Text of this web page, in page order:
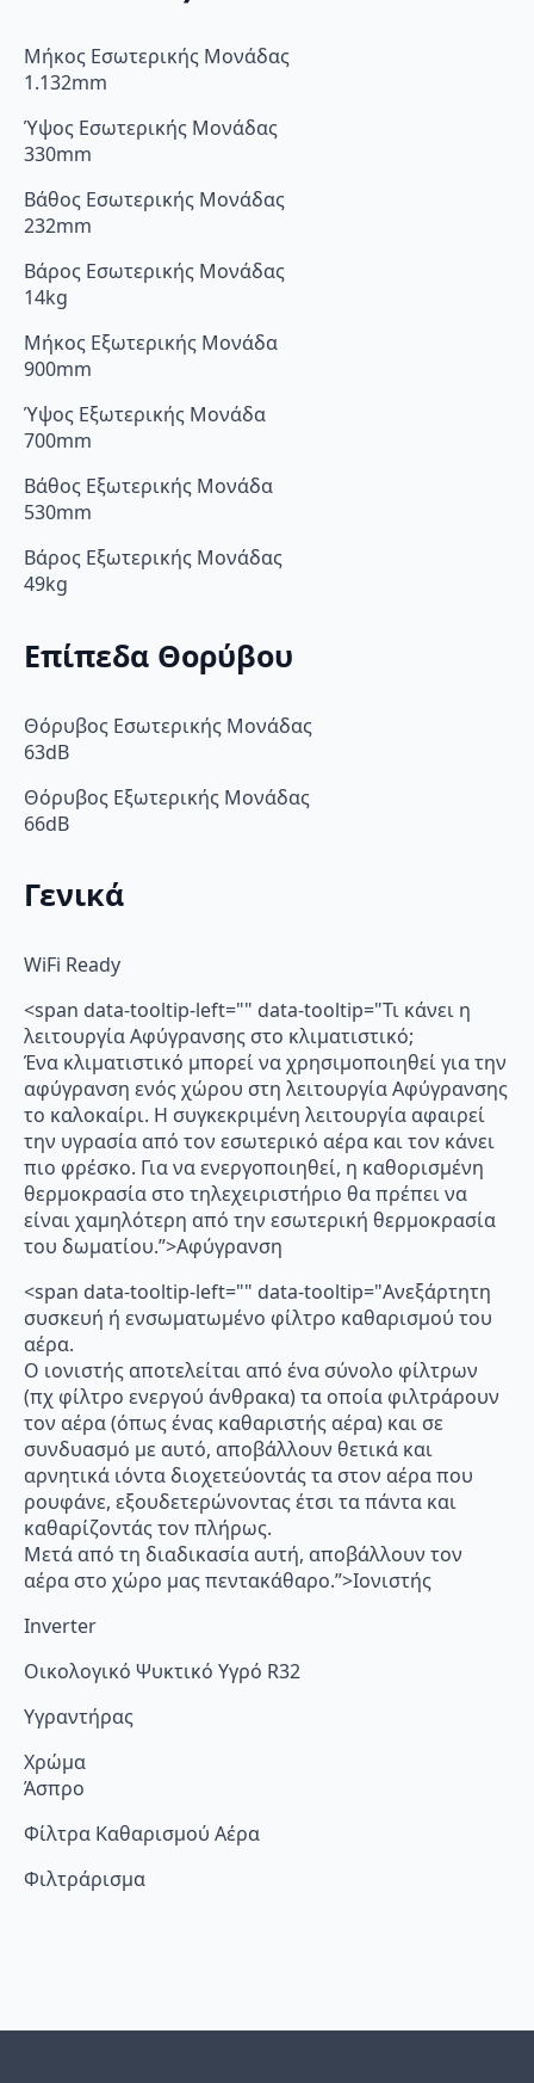
Μήκος Εσωτερικής Μονάδας
1.132mm
Ύψος Εσωτερικής Μονάδας
330mm
Βάθος Εσωτερικής Μονάδας
232mm
Βάρος Εσωτερικής Μονάδας
14kg
Μήκος Εξωτερικής Μονάδα
900mm
Ύψος Εξωτερικής Μονάδα
700mm
Βάθος Εξωτερικής Μονάδα
530mm
Βάρος Εξωτερικής Μονάδας
49kg
Επίπεδα Θορύβου
Θόρυβος Εσωτερικής Μονάδας
63dB
Θόρυβος Εξωτερικής Μονάδας
66dB
Γενικά
WiFi Ready
<span data-tooltip-left="" data-tooltip="Τι κάνει η
λειτουργία Αφύγρανσης στο κλιματιστικό;
Ένα κλιματιστικό μπορεί να χρησιμοποιηθεί για την
αφύγρανση ενός χώρου στη λειτουργία Αφύγρανσης
το καλοκαίρι. Η συγκεκριμένη λειτουργία αφαιρεί
την υγρασία από τον εσωτερικό αέρα και τον κάνει
πιο φρέσκο. Για να ενεργοποιηθεί, η καθορισμένη
θερμοκρασία στο τηλεχειριστήριο θα πρέπει να
είναι χαμηλότερη από την εσωτερική θερμοκρασία
του δωματίου.”>Αφύγρανση
<span data-tooltip-left="" data-tooltip="Ανεξάρτητη
συσκευή ή ενσωματωμένο φίλτρο καθαρισμού του
αέρα.
Ο ιονιστής αποτελείται από ένα σύνολο φίλτρων
(πχ φίλτρο ενεργού άνθρακα) τα οποία φιλτράρουν
τον αέρα (όπως ένας καθαριστής αέρα) και σε
συνδυασμό με αυτό, αποβάλλουν θετικά και
αρνητικά ιόντα διοχετεύοντάς τα στον αέρα που
ρουφάνε, εξουδετερώνοντας έτσι τα πάντα και
καθαρίζοντάς τον πλήρως.
Μετά από τη διαδικασία αυτή, αποβάλλουν τον
αέρα στο χώρο μας πεντακάθαρο.”>Ιονιστής
Inverter
Οικολογικό Ψυκτικό Υγρό R32
Υγραντήρας
Χρώμα
Άσπρο
Φίλτρα Καθαρισμού Αέρα
Φιλτράρισμα